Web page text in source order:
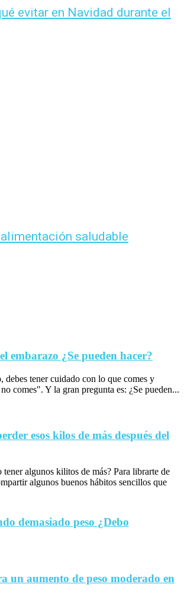
evitar en Navidad durante el
alimentación saludable
embarazo ¿Se pueden hacer?
debes tener cuidado con lo que comes y
comes". Y la gran pregunta es: ¿Se pueden...
esos kilos de más después del
tener algunos kilitos de más? Para librarte de
algunos buenos hábitos sencillos que
demasiado peso ¿Debo
un aumento de peso moderado en